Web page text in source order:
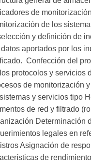
de
de los
y definición de
datos aportados por los
Confección del
protocolos y servicios
de monitorización
y servicios tipo
de red y filtrado
Determinación
legales en
Asignación de
de